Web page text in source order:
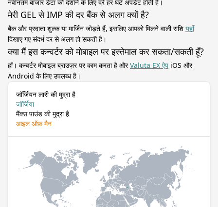
नवीनतम बाजार डेटा को दर्शाने के लिए दरें हर घंटे अपडेट होती हैं।
मेरी GEL से IMP की दर बैंक से अलग क्यों है?
बैंक और प्रदाता शुल्क या मार्जिन जोड़ते हैं, इसलिए आपको मिलने वाली राशियहाँ
दिखाए गए संदर्भ दर से अलग हो सकती है।
क्या मैं इस कन्वर्टर को मोबाइल पर इस्तेमाल कर सकता/सकती हूँ?
हाँ। कन्वर्टर मोबाइल ब्राउज़र पर काम करता है औरValuta EX ऐप iOS और
Android के लिए उपलब्ध है।
जॉर्जियन लारी की मुद्रा है
जॉर्जिया
मैंक्स पाउंड की मुद्रा है
आइल ऑफ़ मैन